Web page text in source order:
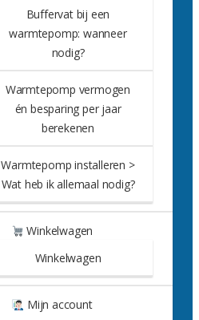
Buffervat bij een
warmtepomp: wanneer
nodig?
Warmtepomp vermogen
én besparing per jaar
berekenen
Warmtepomp installeren >
Wat heb ik allemaal nodig?
Winkelwagen
Winkelwagen
Mijn account